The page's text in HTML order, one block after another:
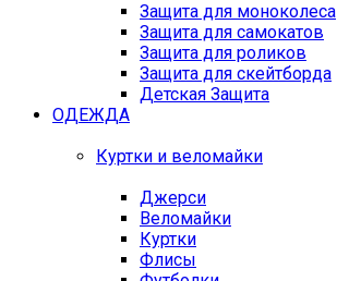
Защита для моноколеса
Защита для самокатов
Защита для роликов
Защита для скейтборда
Детская Защита
ОДЕЖДА
Куртки и веломайки
Джерси
Веломайки
Куртки
Флисы